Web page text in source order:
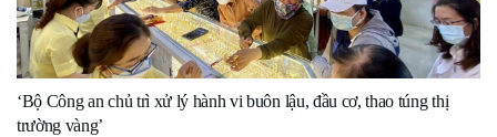
‘Bộ Công an chủ trì xử lý hành vi buôn lậu, đầu cơ, thao túng thị
trường vàng’